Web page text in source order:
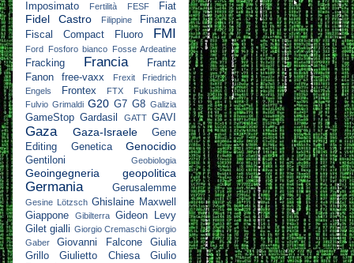
Imposimato
Fertilità FESF Fiat
Fidel Castro Filippine
Finanza
Fiscal Compact
Fluoro FMI
Ford Fosforo bianco Fosse Ardeatine
Fracking Francia
Frantz
Fanon
free-vaxx Frexit
Friedrich
Engels
Frontex FTX
Fukushima
Fulvio Grimaldi G20 G7 G8 Galizia
GameStop Gardasil GATT GAVI
Gaza Gaza-Israele
Gene
Editing
Genetica Genocidio
Gentiloni Geobiologia
Geoingegneria geopolitica
Germania Gerusalemme
Gesine Lötzsch Ghislaine Maxwell
Giappone
Gibilterra Gideon Levy
Gilet gialli Giorgio Cremaschi Giorgio
Gaber
Giovanni Falcone
Giulia
Grillo
Giulietto Chiesa
Giulio